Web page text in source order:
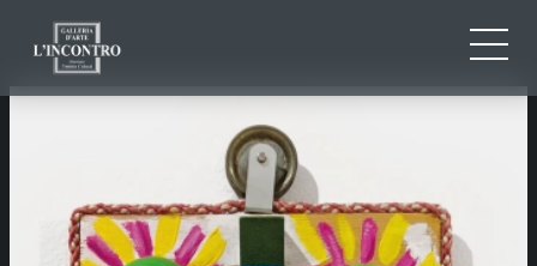
ARTISTES ET ŒUVRES
EXPOSITIONS